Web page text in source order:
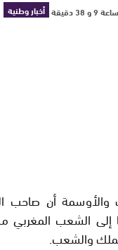
أخبار وطنية
والأوسمة أن صاحب
الشعب المغربي
والشعب.